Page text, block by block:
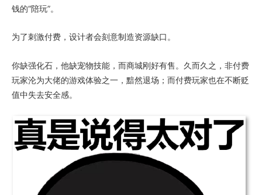
钱的“陪玩”。
为了刺激付费，设计者会刻意制造资源缺口。
你缺强化石，他缺宠物技能，而商城刚好有售。久而久之，非付费
玩家沦为大佬的游戏体验之一，黯然退场；而付费玩家也在不断贬
值中失去安全感。